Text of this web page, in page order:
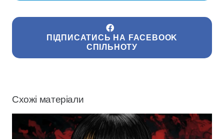
ПІДПИСАТИСЬ НА FACEBOOK
СПІЛЬНОТУ
Схожі матеріали